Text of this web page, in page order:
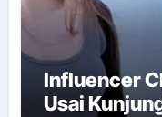
Influencer
Usai